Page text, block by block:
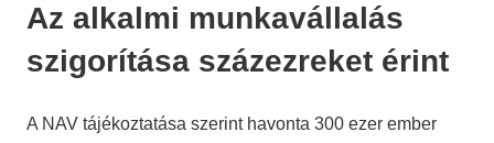
Az alkalmi munkavállalás
szigorítása százezreket érint
A NAV tájékoztatása szerint havonta 300 ezer ember